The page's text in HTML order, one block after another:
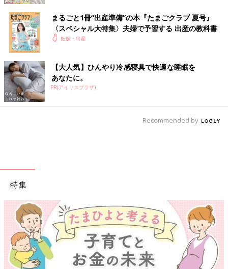
内診あり(子宮口7cm)。
痛みにひたすら耐える。会話余裕なし。
ここらへんからウンチを出したくなるようないきみたい感覚があ
ったが、まだ我慢。
夫に肛門あたりの腰をずっとさすってもらう。
18:00
いきみたい感覚MAXになり、自然にいきんでしまう。私のいきむ
声を聞いた助産師さんがすぐに来て内診(子宮口9cm)。
赤ちゃん下がってきてるし、位置もいいので、このままお産の流
私はもう我慢できず勝手にいきみはじめる笑
褒め上手の方たちで「上手〜」と言われながらいきむ、ひたすら
骨盤に頭がハマった時が痛かったけど、とにかく早く出したい気
持ちが強くひたすらいきむ。
18:30
ついに赤ちゃんの頭が出て、そっからは助産師さんがスルッと抜
いてくれた。
まるごと1冊“出産準備”の本『たまごクラブ 夏号』
〈スペシャル大特集〉夫婦で予習する 出産の教科書
妊娠・出産
【大人気】ひんやり冷感寝具で快適な睡眠を
あなたに。
PR(アイリスプラザ)
Recommended by
特集